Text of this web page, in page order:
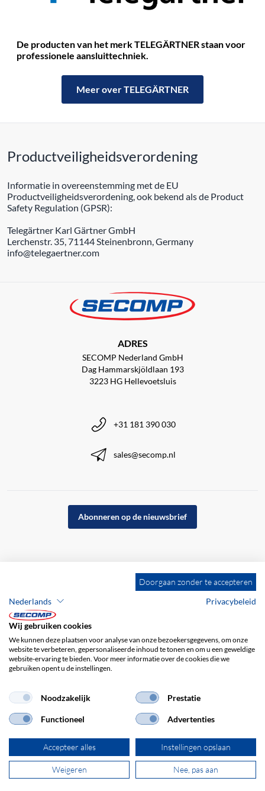
De producten van het merk TELEGÄRTNER staan ​​voor
professionele aansluittechniek.
Meer over TELEGÄRTNER
Productveiligheidsverordening
Informatie in overeenstemming met de EU
Productveiligheidsverordening, ook bekend als de Product
Safety Regulation (GPSR):
Telegärtner Karl Gärtner GmbH
Lerchenstr. 35, 71144 Steinenbronn, Germany
info@telegaertner.com
ADRES
SECOMP Nederland GmbH
Dag Hammarskjöldlaan 193
3223 HG Hellevoetsluis
+31 181 390 030
sales@secomp.nl
Abonneren op de nieuwsbrief
Bedrijfsgegevens
Privacybeleid
© 2026 SECOMP Nederland GmbH. Alle rechten voorbehouden.
powered by polynorm
Doorgaan zonder te accepteren
Nederlands
Privacybeleid
Wij gebruiken cookies
We kunnen deze plaatsen voor analyse van onze bezoekersgegevens, om onze
website te verbeteren, gepersonaliseerde inhoud te tonen en om u een geweldige
website-ervaring te bieden. Voor meer informatie over de cookies die we
gebruiken opent u de instellingen.
Noodzakelijk Prestatie
Functioneel Advertenties
Accepteer alles Instellingen opslaan
Weigeren Nee, pas aan